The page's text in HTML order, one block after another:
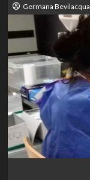
Germana Bevilacqua